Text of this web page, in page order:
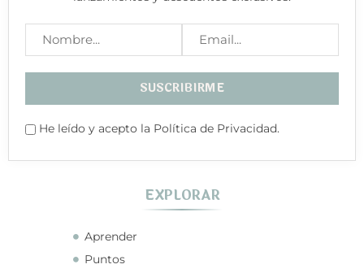
He leído y acepto la Política de Privacidad.
EXPLORAR
Aprender
Puntos